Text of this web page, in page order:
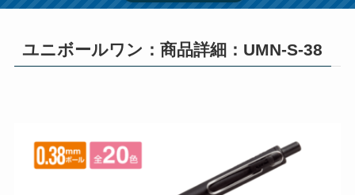
ユニボールワン：商品詳細：UMN-S-38